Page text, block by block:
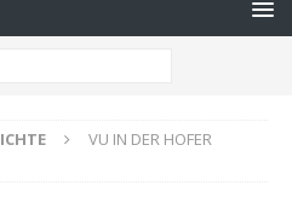
VU IN DER HOFER